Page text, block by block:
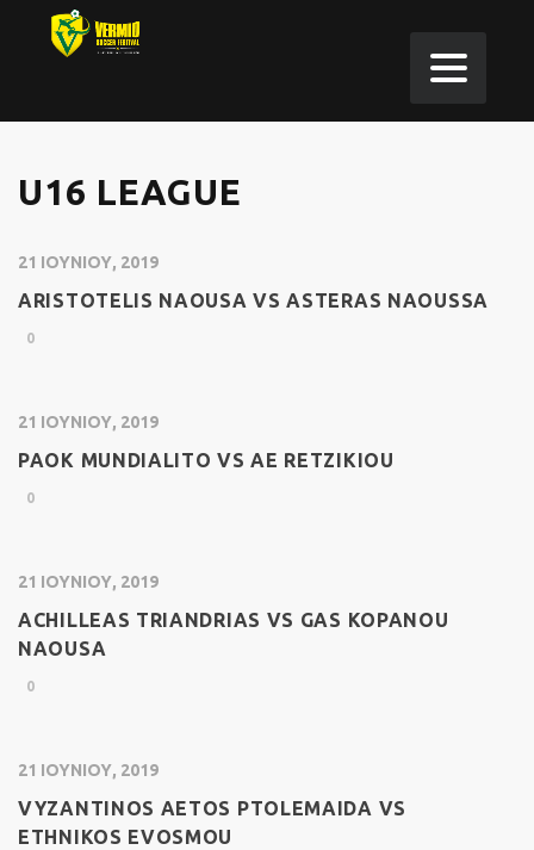
U16 LEAGUE
21 ΙΟΥΝΊΟΥ, 2019
ARISTOTELIS NAOUSA VS ASTERAS NAOUSSA
0
21 ΙΟΥΝΊΟΥ, 2019
PAOK MUNDIALITO VS AE RETZIKIOU
0
21 ΙΟΥΝΊΟΥ, 2019
ACHILLEAS TRIANDRIAS VS GAS KOPANOU
NAOUSA
0
21 ΙΟΥΝΊΟΥ, 2019
VYZANTINOS AETOS PTOLEMAIDA VS
ETHNIKOS EVOSMOU